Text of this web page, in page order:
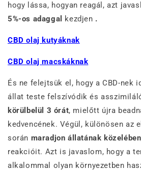
hogy lássa, hogyan reagál, azt
5%-os adaggal kezdjen .
CBD olaj kutyáknak
CBD olaj macskáknak
És ne felejtsük el, hogy a CBD-nek
állat teste felszívódik és
körülbelül 3 órát, mielőtt újra
kedvencének. Végül, különösen az
során maradjon állatának közelében
reakcióit. Azt is javaslom, hogy a
alkalommal olyan környezetben